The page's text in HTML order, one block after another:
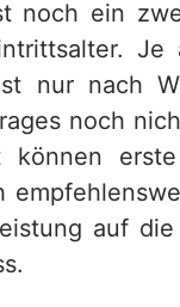
noch ein
nur nach
noch
können
auf